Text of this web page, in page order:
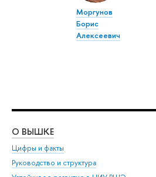
Моргунов
Борис
Алексеевич
О ВЫШКЕ
Цифры и факты
Руководство и структура